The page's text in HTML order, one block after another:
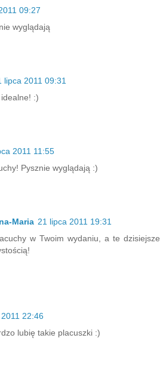
09:27
wyglądają
lipca 2011 09:31
:)
2011 11:55
Pysznie wyglądają :)
Maria 21 lipca 2011 19:31
w Twoim wydaniu, a te dzisiejsze
22:46
lubię takie placuszki :)